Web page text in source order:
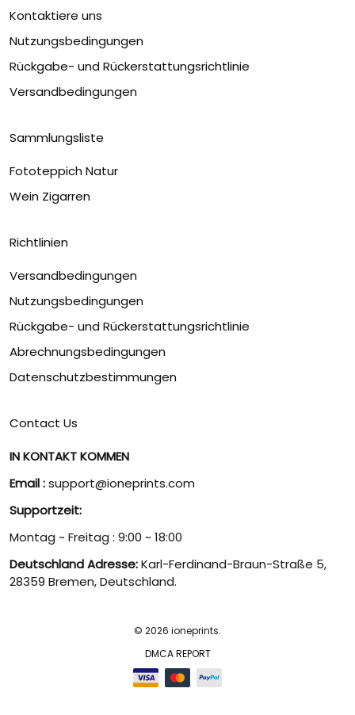
Kontaktiere uns
Nutzungsbedingungen
Rückgabe- und Rückerstattungsrichtlinie
Versandbedingungen
Sammlungsliste
Fototeppich Natur
Wein Zigarren
Richtlinien
Versandbedingungen
Nutzungsbedingungen
Rückgabe- und Rückerstattungsrichtlinie
Abrechnungsbedingungen
Datenschutzbestimmungen
Contact Us
IN KONTAKT KOMMEN
Email :support@ioneprints.com
Supportzeit:
Montag ~ Freitag : 9:00 ~ 18:00
Deutschland Adresse:Karl-Ferdinand-Braun-Straße 5,
28359 Bremen, Deutschland.
© 2026 ioneprints.
DMCA REPORT